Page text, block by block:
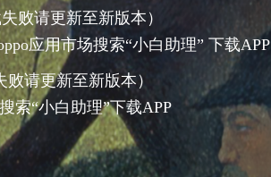
败请更新至新版本）
应用市场搜索“小白助理” 下载APP
请更新至新版本）
索“小白助理”下载APP